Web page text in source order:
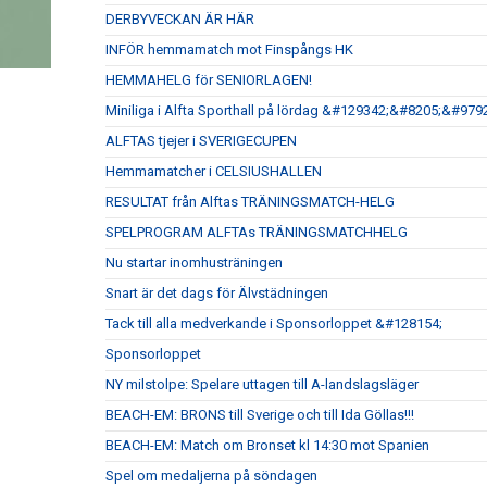
DERBYVECKAN ÄR HÄR
INFÖR hemmamatch mot Finspångs HK
HEMMAHELG för SENIORLAGEN!
Miniliga i Alfta Sporthall på lördag
ALFTAS tjejer i SVERIGECUPEN
Hemmamatcher i CELSIUSHALLEN
RESULTAT från Alftas TRÄNINGSMATCH-HELG
SPELPROGRAM ALFTAs TRÄNINGSMATCHHELG
Nu startar inomhusträningen
Snart är det dags för Älvstädningen
Tack till alla medverkande i Sponsorloppet &#128154;
Sponsorloppet
NY milstolpe: Spelare uttagen till A-landslagsläger
BEACH-EM: BRONS till Sverige och till Ida Göllas!!!
BEACH-EM: Match om Bronset kl 14:30 mot Spanien
Spel om medaljerna på söndagen